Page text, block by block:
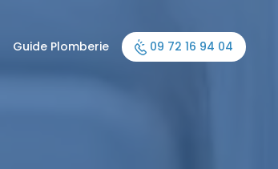
Guide Plomberie 09 72 16 94 04